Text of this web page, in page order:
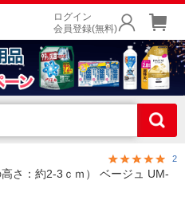
ログイン
会員登録(無料)
2
さ：約2-3ｃｍ） ベージュ UM-